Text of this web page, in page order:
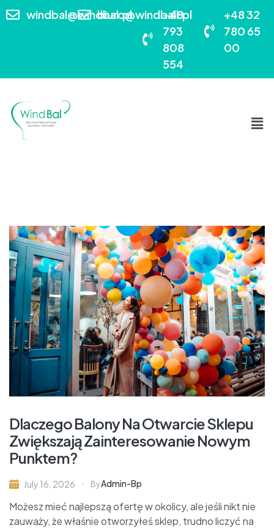
windbal@windbal.plbiuro@windball.pl
+48
793
808
554
+48 32
780 65
00
Dlaczego Balony Na Otwarcie Sklepu
Zwiększają Zainteresowanie Nowym
Punktem?
July 16, 2026 ByAdmin-Bp
Możesz mieć najlepszą ofertę w okolicy, ale jeśli nikt nie
zauważy, że właśnie otworzyłeś sklep, trudno liczyć na